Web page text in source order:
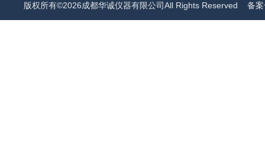
版权所有©2026成都华诚仪器有限公司All Rights Reserved 备